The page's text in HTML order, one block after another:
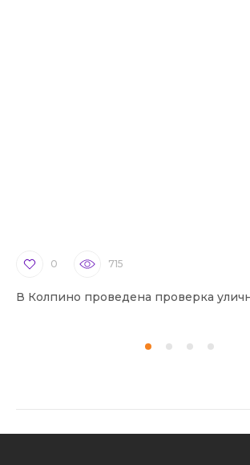
0 715
В Колпино проведена проверка